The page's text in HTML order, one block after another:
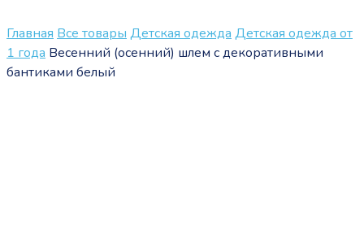
Главная Все товары Детская одежда Детская одежда от
1 года Весенний (осенний) шлем с декоративными
бантиками белый